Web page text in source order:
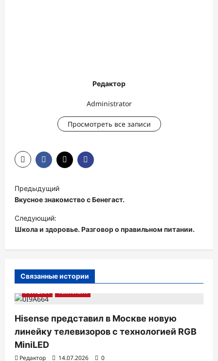
Редактор
Administrator
Просмотреть все записи
а
в
и
ц
я
п
о
з
Предыдущий
Вкусное знакомство с Бенегаст.
Следующий:
Школа и здоровье. Разговор о правильном питании.
Связанные истории
РИТЕЙЛ
ТехноХит.
Hisense представил в Москве новую
линейку телевизоров с технологией RGB
MiniLED
Редактор 14.07.2026 0